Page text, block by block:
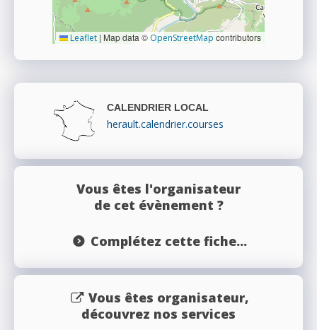
Leaflet | Map data © OpenStreetMap contributors
CALENDRIER LOCAL
herault.calendrier.courses
Vous êtes l'organisateur
de cet évènement ?
Complétez cette fiche...
Vous êtes organisateur,
découvrez nos services